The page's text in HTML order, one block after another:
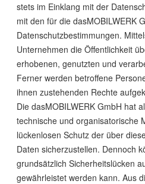
stets im Einklang mit der
mit den für die dasMOBILWERK
Datenschutzbestimmungen.
Unternehmen die Öffentlichkeit
erhobenen, genutzten und
Ferner werden betroffene
ihnen zustehenden Rechte
Die dasMOBILWERK GmbH hat
technische und organisatorische
lückenlosen Schutz der über
Daten sicherzustellen. Dennoch
grundsätzlich Sicherheitslücken
gewährleistet werden kann. Aus